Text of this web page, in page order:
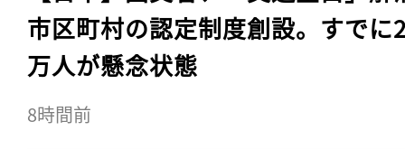
市区町村の認定制度創設。すでに
万人が懸念状態
8時間前